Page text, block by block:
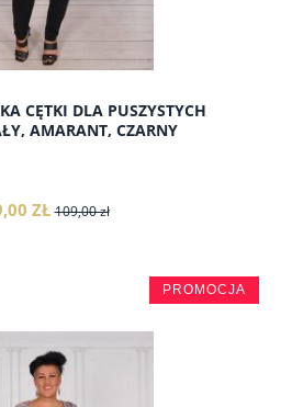
CĘTKI DLA PUSZYSTYCH
AMARANT, CZARNY
ZŁ 109,00 zł
do koszyka
PROMOCJA